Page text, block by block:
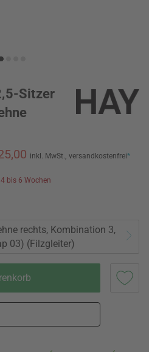
Sitzer
inkl. MwSt., versandkostenfrei*
4 bis 6 Wochen
rechts, Kombination 3,
03) (Filzgleiter)